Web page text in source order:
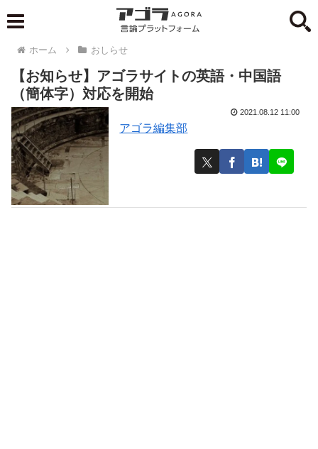
ホーム おしらせ
【お知らせ】アゴラサイトの英語・中国語
（簡体字）対応を開始
アゴラ編集部
2021.08.12 11:00